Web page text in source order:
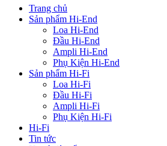
Trang chủ
Sản phẩm Hi-End
Loa Hi-End
Đầu Hi-End
Ampli Hi-End
Phụ Kiện Hi-End
Sản phẩm Hi-Fi
Loa Hi-Fi
Đầu Hi-Fi
Ampli Hi-Fi
Phụ Kiện Hi-Fi
Hi-Fi
Tin tức